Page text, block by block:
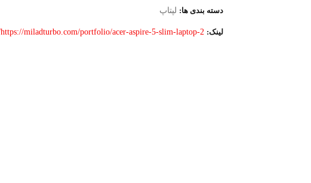
دسته بندی ها: لپتاپ
لینک: https://miladturbo.com/portfolio/acer-aspire-5-slim-laptop-2/